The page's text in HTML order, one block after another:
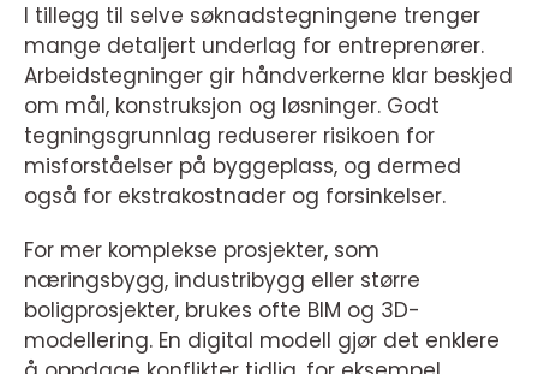
I tillegg til selve søknadstegningene trenger
mange detaljert underlag for entreprenører.
Arbeidstegninger gir håndverkerne klar beskjed
om mål, konstruksjon og løsninger. Godt
tegningsgrunnlag reduserer risikoen for
misforståelser på byggeplass, og dermed
også for ekstrakostnader og forsinkelser.
For mer komplekse prosjekter, som
næringsbygg, industribygg eller større
boligprosjekter, brukes ofte BIM og 3D-
modellering. En digital modell gjør det enklere